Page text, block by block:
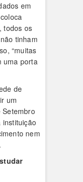
em
todos os
tinham
“muitas
uma porta
de
um
instituição
nem